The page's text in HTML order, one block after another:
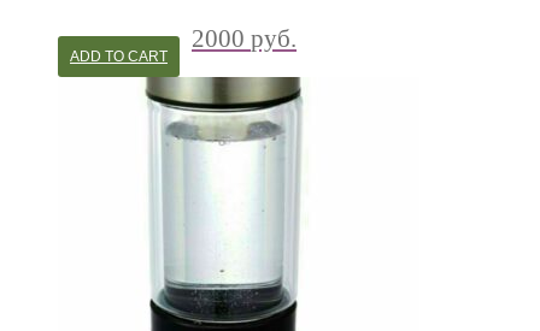
2000 руб.
ADD TO CART